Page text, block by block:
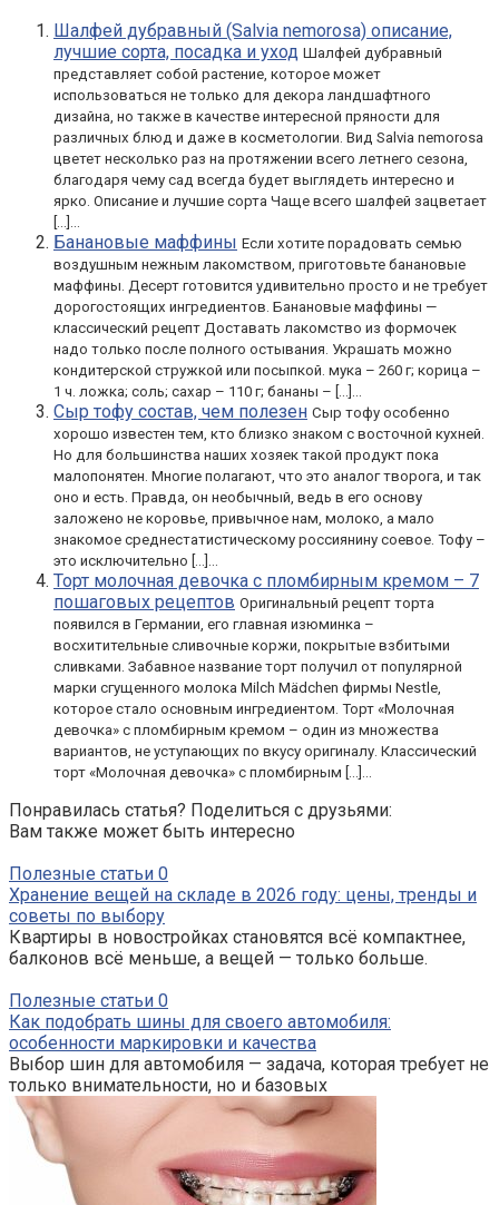
Шалфей дубравный (Salvia nemorosa) описание,
лучшие сорта, посадка и уход Шалфей дубравный
представляет собой растение, которое может
использоваться не только для декора ландшафтного
дизайна, но также в качестве интересной пряности для
различных блюд и даже в косметологии. Вид Salvia nemorosa
цветет несколько раз на протяжении всего летнего сезона,
благодаря чему сад всегда будет выглядеть интересно и
ярко. Описание и лучшие сорта Чаще всего шалфей зацветает
[…]...
Банановые маффины Если хотите порадовать семью
воздушным нежным лакомством, приготовьте банановые
маффины. Десерт готовится удивительно просто и не требует
дорогостоящих ингредиентов. Банановые маффины —
классический рецепт Доставать лакомство из формочек
надо только после полного остывания. Украшать можно
кондитерской стружкой или посыпкой. мука – 260 г; корица –
1 ч. ложка; соль; сахар – 110 г; бананы – […]...
Сыр тофу состав, чем полезен Сыр тофу особенно
хорошо известен тем, кто близко знаком с восточной кухней.
Но для большинства наших хозяек такой продукт пока
малопонятен. Многие полагают, что это аналог творога, и так
оно и есть. Правда, он необычный, ведь в его основу
заложено не коровье, привычное нам, молоко, а мало
знакомое среднестатистическому россиянину соевое. Тофу –
это исключительно […]...
Торт молочная девочка с пломбирным кремом – 7
пошаговых рецептов Оригинальный рецепт торта
появился в Германии, его главная изюминка –
восхитительные сливочные коржи, покрытые взбитыми
сливками. Забавное название торт получил от популярной
марки сгущенного молока Milch Mädchen фирмы Nestle,
которое стало основным ингредиентом. Торт «Молочная
девочка» с пломбирным кремом – один из множества
вариантов, не уступающих по вкусу оригиналу. Классический
торт «Молочная девочка» с пломбирным […]...
Понравилась статья? Поделиться с друзьями:
Вам также может быть интересно
Полезные статьи 0
Хранение вещей на складе в 2026 году: цены, тренды и
советы по выбору
Квартиры в новостройках становятся всё компактнее,
балконов всё меньше, а вещей — только больше.
Полезные статьи 0
Как подобрать шины для своего автомобиля:
особенности маркировки и качества
Выбор шин для автомобиля — задача, которая требует не
только внимательности, но и базовых